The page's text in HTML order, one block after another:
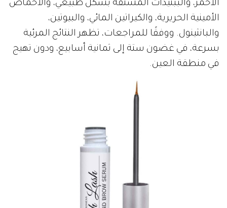
الأحمر، والببتيدات المشتقة بشكل طبيعي، والأحماض
الأمينية الحريرية، والكيراتين المائي، والبيوتين،
والبانثينول. ووفقًا للمراجعات، تظهر النتائج المرئية
بسرعة، في غضون ستة إلى ثمانية أسابيع، ودون تهيج
في منطقة العين.